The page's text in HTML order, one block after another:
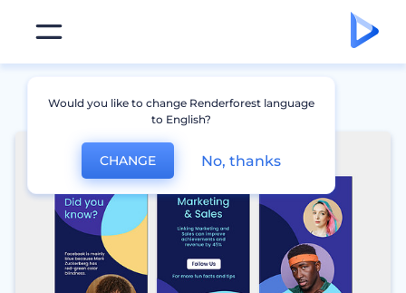
Would you like to change Renderforest language
to English?
CHANGE No, thanks